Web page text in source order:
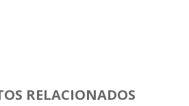
RELACIONADOS